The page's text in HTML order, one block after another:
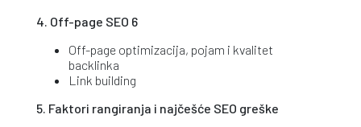
4. Off-page SEO 6
Off-page optimizacija, pojam i kvalitet
backlinka
Link building
5. Faktori rangiranja i najčešće SEO greške